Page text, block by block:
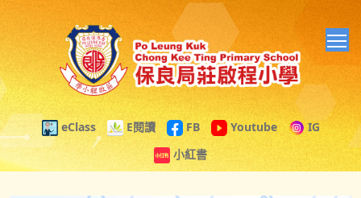
eClass E閱讀 FB Youtube
IG
小紅書